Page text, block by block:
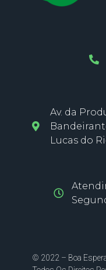
Av. da
Lucas do
© 2022 – Boa